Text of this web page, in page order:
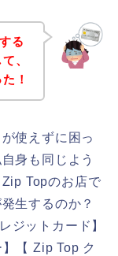
る
、
！
使えずに困っ
身も同じよう
Topのお店で
生するのか？
ジットカード】
【 Zip Top ク